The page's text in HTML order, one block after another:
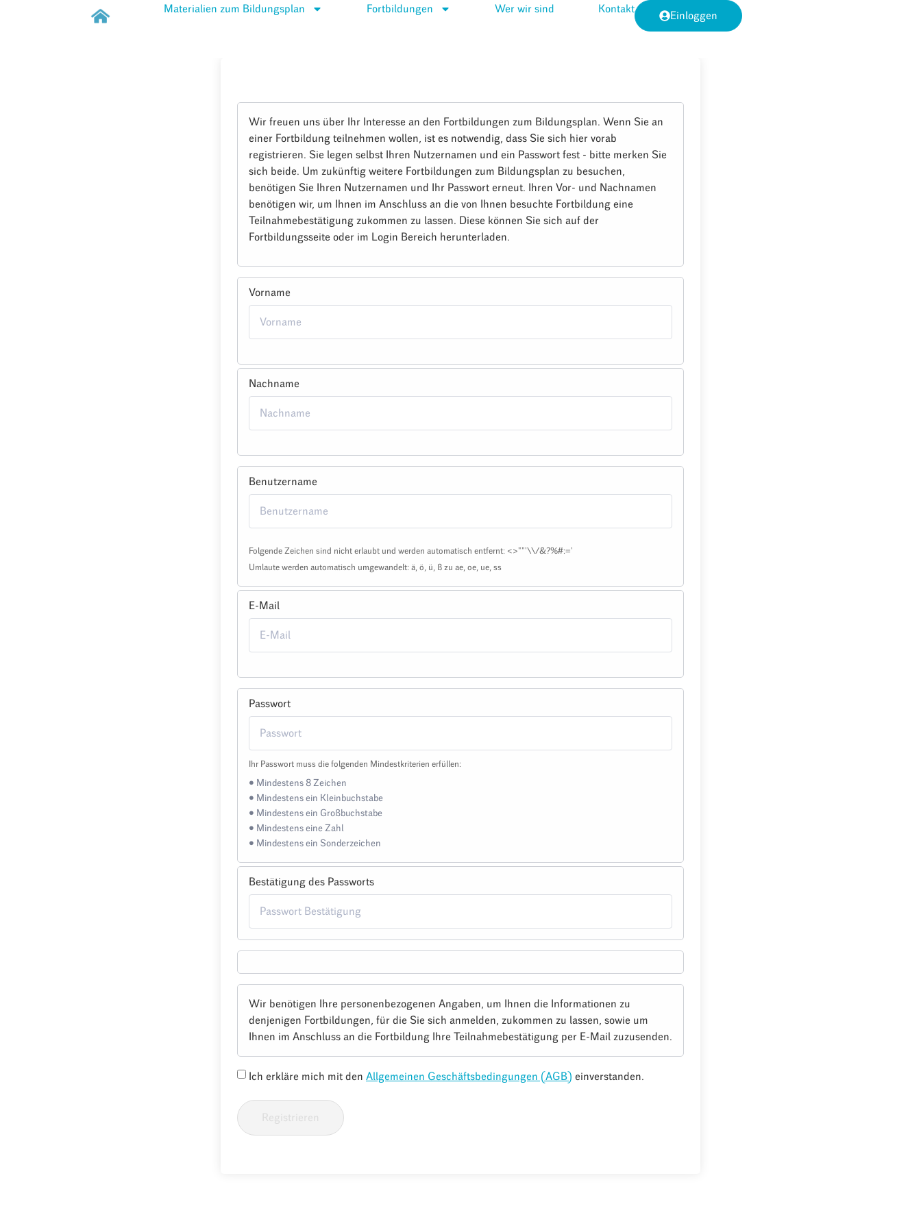
Materialien zum Bildungsplan Fortbildungen Wer wir sind Kontakt
Einloggen
Wir freuen uns über Ihr Interesse an den Fortbildungen zum Bildungsplan. Wenn Sie an
einer Fortbildung teilnehmen wollen, ist es notwendig, dass Sie sich hier vorab
registrieren. Sie legen selbst Ihren Nutzernamen und ein Passwort fest - bitte merken Sie
sich beide. Um zukünftig weitere Fortbildungen zum Bildungsplan zu besuchen,
benötigen Sie Ihren Nutzernamen und Ihr Passwort erneut. Ihren Vor- und Nachnamen
benötigen wir, um Ihnen im Anschluss an die von Ihnen besuchte Fortbildung eine
Teilnahmebestätigung zukommen zu lassen. Diese können Sie sich auf der
Fortbildungsseite oder im Login Bereich herunterladen.
Vorname
Nachname
Benutzername
Folgende Zeichen sind nicht erlaubt und werden automatisch entfernt: <>""'\\/&?%#:='
Umlaute werden automatisch umgewandelt: ä, ö, ü, ß zu ae, oe, ue, ss
E-Mail
Passwort
Ihr Passwort muss die folgenden Mindestkriterien erfüllen:
• Mindestens 8 Zeichen
• Mindestens ein Kleinbuchstabe
• Mindestens ein Großbuchstabe
• Mindestens eine Zahl
• Mindestens ein Sonderzeichen
Bestätigung des Passworts
Wir benötigen Ihre personenbezogenen Angaben, um Ihnen die Informationen zu
denjenigen Fortbildungen, für die Sie sich anmelden, zukommen zu lassen, sowie um
Ihnen im Anschluss an die Fortbildung Ihre Teilnahmebestätigung per E-Mail zuzusenden.
Ich erkläre mich mit den Allgemeinen Geschäftsbedingungen (AGB) einverstanden.
Registrieren